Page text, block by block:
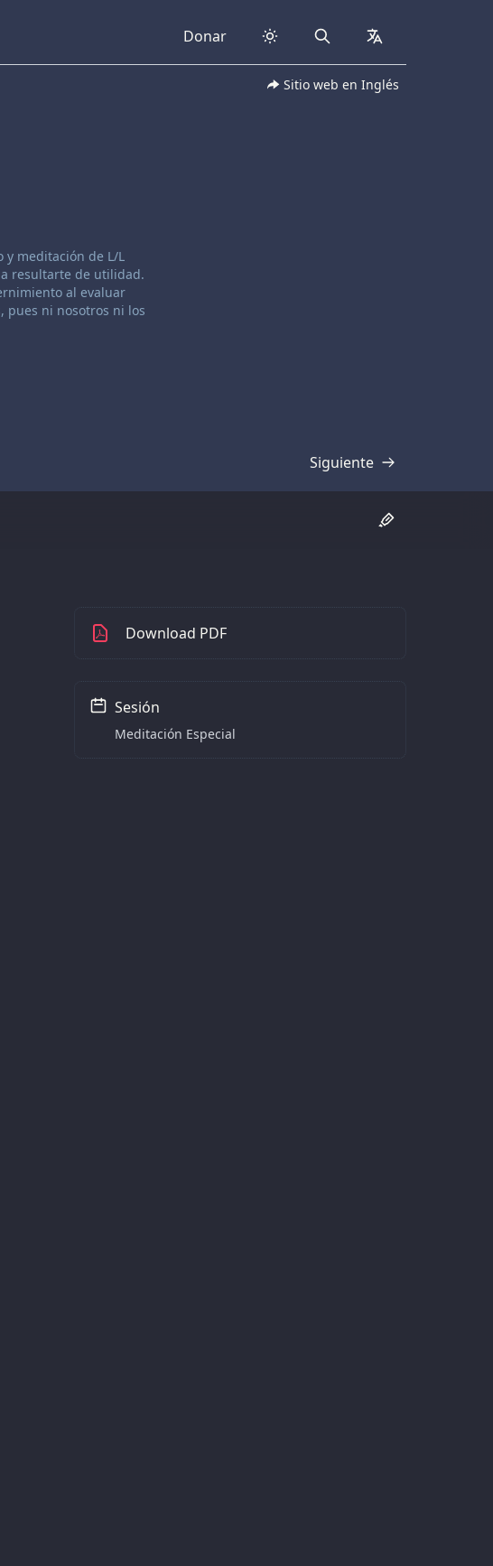
Donar Search collapsed
Sitio web en Inglés
y meditación de L/L
resultarte de utilidad.
al evaluar
pues ni nosotros ni los
Siguiente
Transcripción
Download PDF
Sesión
Meditación Especial